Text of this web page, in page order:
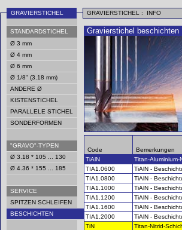
GRAVIERSTICHEL GRAVIERSTICHEL :
STANDARDSTICHEL
Ø 3 mm
Ø 4 mm
Ø 6 mm
Ø 1/8" (3.18 mm)
ANDERE Ø
KISTENSTICHEL
PARALLELE STICHEL
SONDERFORMEN
"GRAVO"-TYPEN
Ø 3.18 * 105 ... 130
Ø 4.36 * 155 ... 185
SERVICE
SPITZEN SCHLEIFEN
BESCHICHTEN
Gravierstichel beschichten
Code
Bemerkungen
TiAlN
Titan-Aluminium-
TIA1.0600
TiAlN -
TIA1.0800
TiAlN -
TIA1.1000
TiAlN -
TIA1.1200
TiAlN -
TIA1.1600
TiAlN -
TIA1.2000
TiAlN -
TiN
Titan-Nitrid-